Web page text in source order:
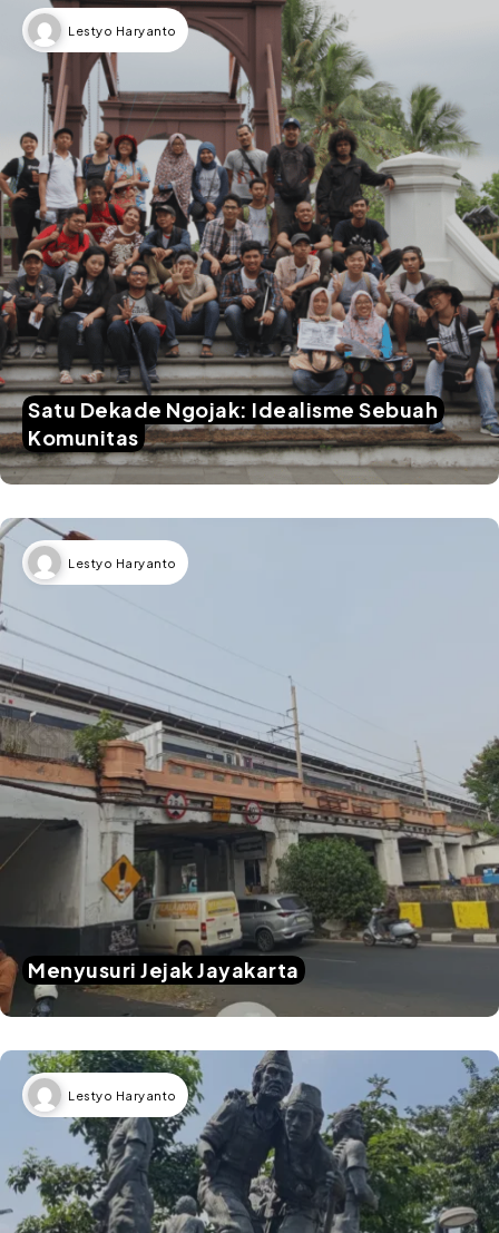
Lestyo Haryanto
Satu Dekade Ngojak: Idealisme Sebuah
Komunitas
Lestyo Haryanto
Menyusuri Jejak Jayakarta
Lestyo Haryanto